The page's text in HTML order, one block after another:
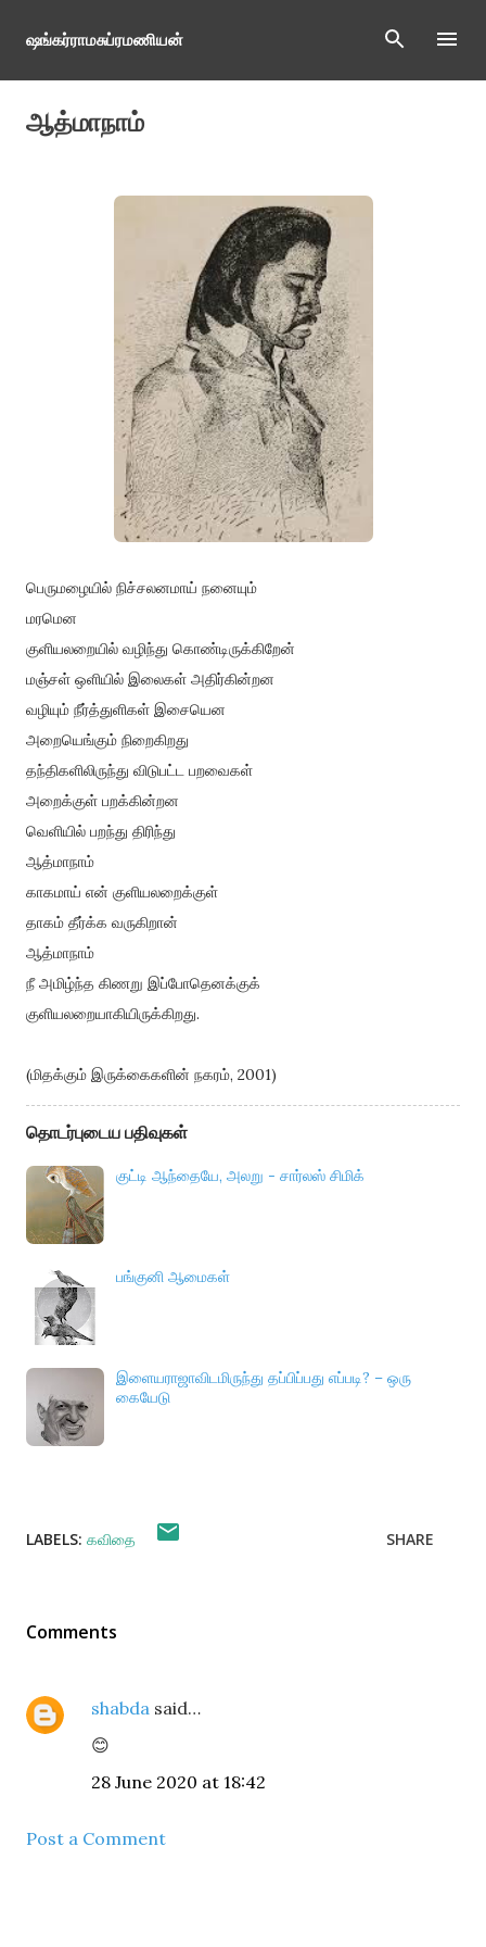
Skip to main content
ஷங்கர்ராமசுப்ரமணியன்
ஆத்மாநாம்
பெருமழையில் நிச்சலனமாய் நனையும்
மரமென
குளியலறையில் வழிந்து கொண்டிருக்கிறேன்
மஞ்சள் ஒளியில் இலைகள் அதிர்கின்றன
வழியும் நீர்த்துளிகள் இசையென
அறையெங்கும் நிறைகிறது
தந்திகளிலிருந்து விடுபட்ட பறவைகள்
அறைக்குள் பறக்கின்றன
வெளியில் பறந்து திரிந்து
ஆத்மாநாம்
காகமாய் என் குளியலறைக்குள்
தாகம் தீர்க்க வருகிறான்
ஆத்மாநாம்
நீ அமிழ்ந்த கிணறு இப்போதெனக்குக்
குளியலறையாகியிருக்கிறது.
(மிதக்கும் இருக்கைகளின் நகரம், 2001)
தொடர்புடைய பதிவுகள்
குட்டி ஆந்தையே, அலறு - சார்லஸ் சிமிக்
பங்குனி ஆமைகள்
இளையராஜாவிடமிருந்து தப்பிப்பது எப்படி? – ஒரு
கையேடு
LABELS: கவிதை SHARE
Comments
shabda said…
😊
28 June 2020 at 18:42
Post a Comment